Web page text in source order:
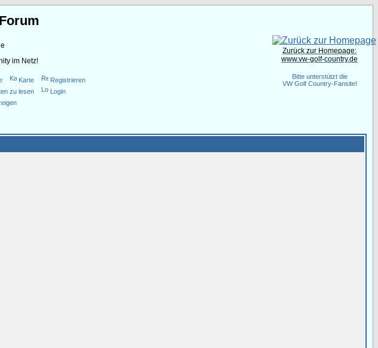
im Netz!
Karte
Registrieren
zu lesen
Login
Zurück zur Homepage:
www.vw-golf-country.de
Bitte unterstützt die
VW Golf Country-Fansite!